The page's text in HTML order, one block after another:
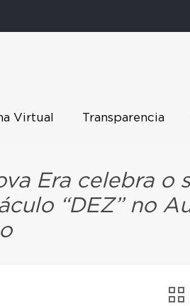
Virtual Transparencia
Era celebra o
“DEZ” no